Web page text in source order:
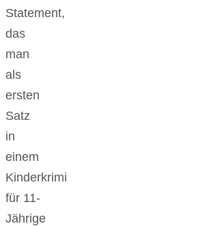
Statement,
das
man
als
ersten
Satz
in
einem
Kinderkrimi
für 11-
Jährige